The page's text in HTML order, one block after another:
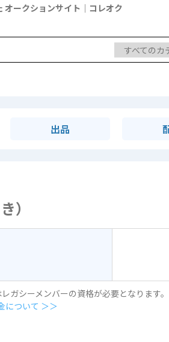
オークションサイト｜コレオク
すべてのカ
出品
）
ガシーメンバーの資格が必要となります。
について ＞＞